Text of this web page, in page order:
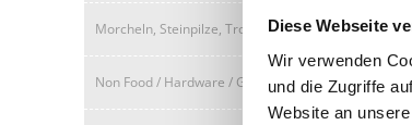
Diese Webseite
Wir verwenden
und die Zugriffe
Website an
Morcheln, Steinpilze, Trockenpilze
Non Food / Hardware / Grillzubehör
€